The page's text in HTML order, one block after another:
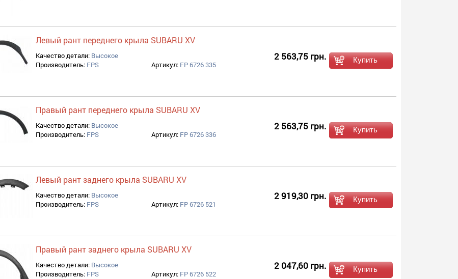
Левый рант переднего крыла SUBARU XV
Качество детали: Высокое
Производитель: FPS Артикул: FP 6726 335
2 563,75 грн.
Правый рант переднего крыла SUBARU XV
Качество детали: Высокое
Производитель: FPS Артикул: FP 6726 336
2 563,75 грн.
Левый рант заднего крыла SUBARU XV
Качество детали: Высокое
Производитель: FPS Артикул: FP 6726 521
2 919,30 грн.
Правый рант заднего крыла SUBARU XV
Качество детали: Высокое
Производитель: FPS Артикул: FP 6726 522
2 047,60 грн.